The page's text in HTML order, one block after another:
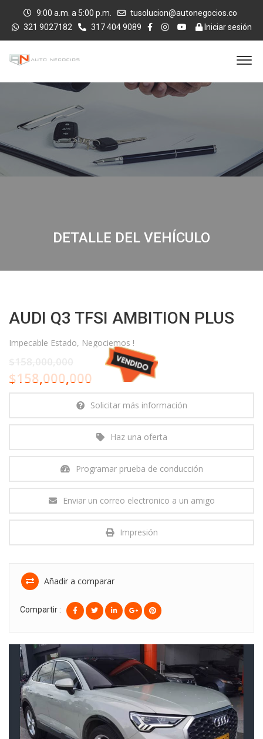
9:00 a.m. a 5:00 p.m.
tusolucion@autonegocios.co
321 9027182
317 404 9089 Iniciar sesión
DETALLE DEL VEHÍCULO
AUDI Q3 TFSI AMBITION PLUS
Impecable Estado, Negociemos !
$158,000,000
Solicitar más información
Haz una oferta
Programar prueba de conducción
Enviar un correo electronico a un amigo
Impresión
Añadir a comparar
Compartir :